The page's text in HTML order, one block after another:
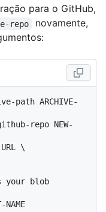
para o GitHub,
repo
novamente,
path ARCHIVE-
your blob